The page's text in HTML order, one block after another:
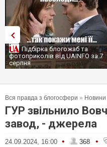
Підбірка блогожаб та
фотоприколів від UAINFO за 7
серпня
Вся правда з блогосфери »
ГУР звільнило
завод, - джерела
24.09.2024, 16:00 • 368 •